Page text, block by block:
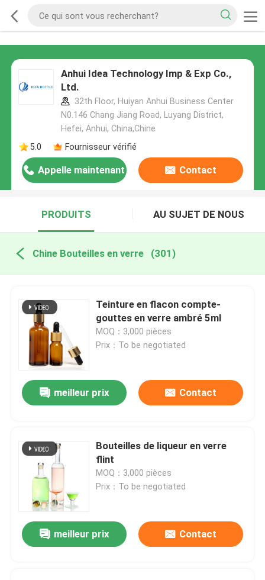
Anhui Idea Technology Imp & Exp Co.,
Ltd.
32th Floor, Huiyan Anhui Business Center
N0.146 Chang Jiang Road, Luyang District,
Hefei, Anhui, China,Chine
5.0
Fournisseur vérifié
Appelle maintenant Contact
PRODUITS AU SUJET DE NOUS
Chine Bouteilles en verre (301)
Teinture en flacon compte-
gouttes en verre ambré 5ml
MOQ：3,000 pièces
Prix：To be negotiated
meilleur prix Contact
Bouteilles de liqueur en verre
flint
MOQ：3,000 pièces
Prix：To be negotiated
meilleur prix Contact